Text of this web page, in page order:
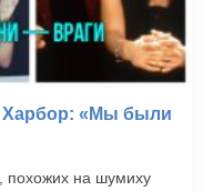
Харбор: «Мы были
похожих на шумиху